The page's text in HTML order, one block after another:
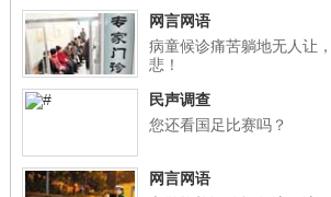
网言网语
病童候诊痛苦躺地无人让，
悲！
民声调查
您还看国足比赛吗？
网言网语